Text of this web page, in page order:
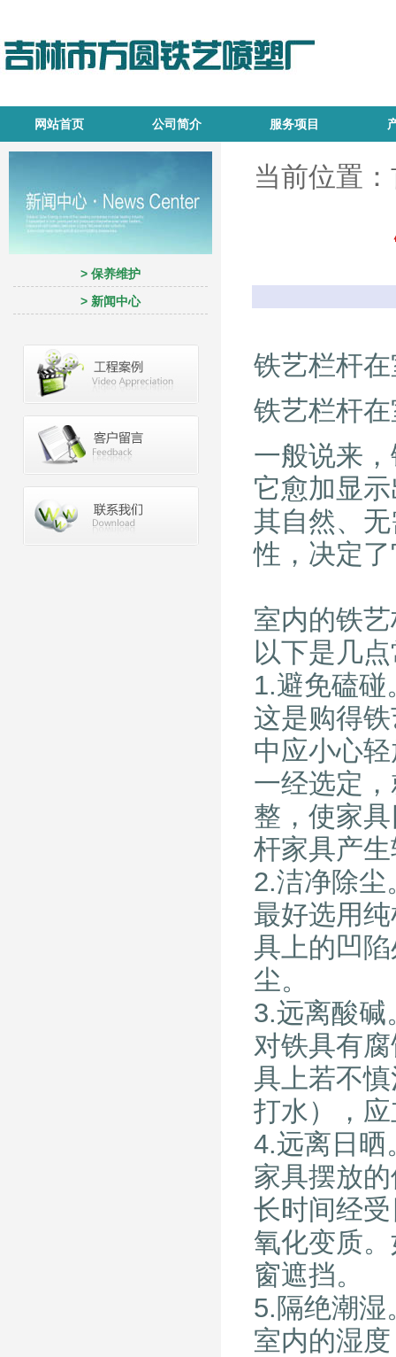
网站首页 公司简介 服务项目
> 保养维护
> 新闻中心
当前位置：
铁艺栏杆
铁艺栏杆
一般说来
它愈加显
其自然、
性，决定
室内的铁
以下是几
1.避免磕碰
这是购得
中应小心
一经选定
整，使家
杆家具产
2.洁净除尘
最好选用
具上的凹
尘。
3.远离酸碱
对铁具有
具上若不
打水），
4.远离日晒
家具摆放
长时间经
氧化变质
窗遮挡。
5.隔绝潮湿
室内的湿